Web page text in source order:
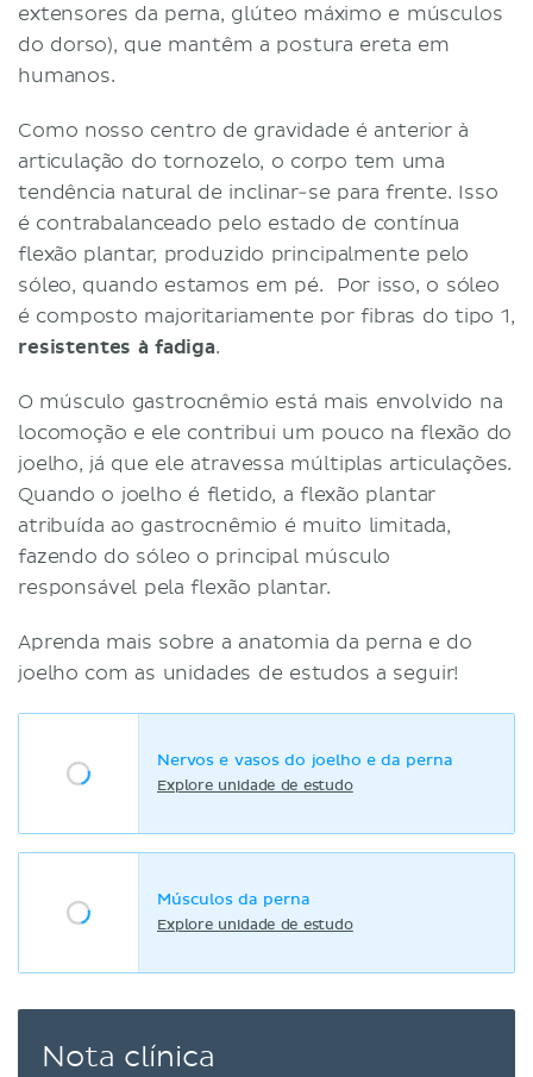
extensores da perna, glúteo máximo e músculos
do dorso), que mantêm a postura ereta em
humanos.
Como nosso centro de gravidade é anterior à
articulação do tornozelo, o corpo tem uma
tendência natural de inclinar-se para frente. Isso
é contrabalanceado pelo estado de contínua
flexão plantar, produzido principalmente pelo
sóleo, quando estamos em pé. Por isso, o sóleo
é composto majoritariamente por fibras do tipo 1,
resistentes à fadiga.
O músculo gastrocnêmio está mais envolvido na
locomoção e ele contribui um pouco na flexão do
joelho, já que ele atravessa múltiplas articulações.
Quando o joelho é fletido, a flexão plantar
atribuída ao gastrocnêmio é muito limitada,
fazendo do sóleo o principal músculo
responsável pela flexão plantar.
Aprenda mais sobre a anatomia da perna e do
joelho com as unidades de estudos a seguir!
Nervos e vasos do joelho e da perna
Explore unidade de estudo
Músculos da perna
Explore unidade de estudo
Nota clínica